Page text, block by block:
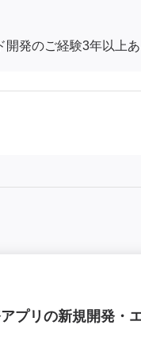
発のご経験3年以上あ
プリの新規開発・